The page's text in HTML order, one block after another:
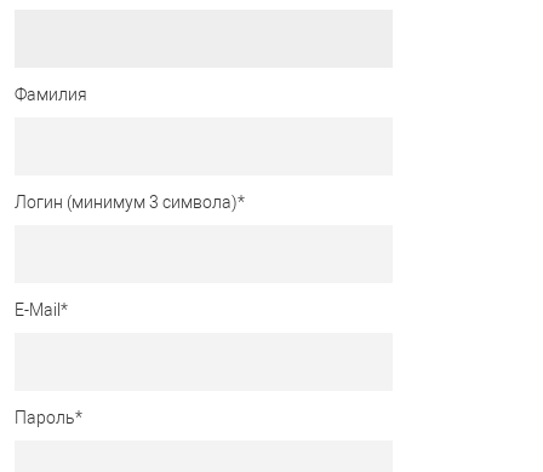
Фамилия
Логин (минимум 3 символа)*
E-Mail *
Пароль*